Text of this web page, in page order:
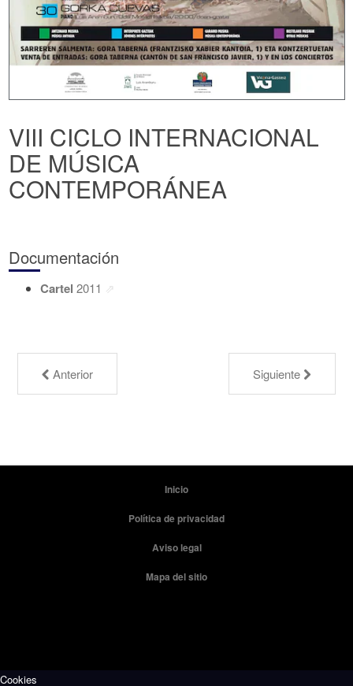
VIII CICLO INTERNACIONAL
DE MÚSICA
CONTEMPORÁNEA
Documentación
Cartel 2011
Anterior Siguiente
Inicio
Política de privacidad
Aviso legal
Mapa del sitio